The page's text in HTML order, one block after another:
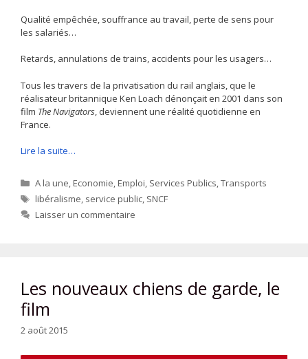
Qualité empêchée, souffrance au travail, perte de sens pour
les salariés…
Retards, annulations de trains, accidents pour les usagers…
Tous les travers de la privatisation du rail anglais, que le
réalisateur britannique Ken Loach dénonçait en 2001 dans son
film The Navigators, deviennent une réalité quotidienne en
France.
Lire la suite…
Catégories
A la une,Economie,Emploi, Services Publics,Transports
Étiquettes
libéralisme, service public, SNCF
Laisser un commentaire
Les nouveaux chiens de garde, le
film
2 août 2015